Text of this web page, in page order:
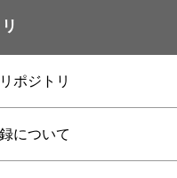
ポジトリ
について